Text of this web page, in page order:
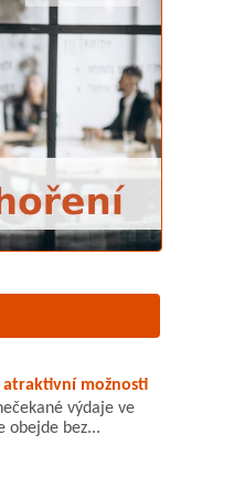
možnosti
výdaje ve
obejde bez...